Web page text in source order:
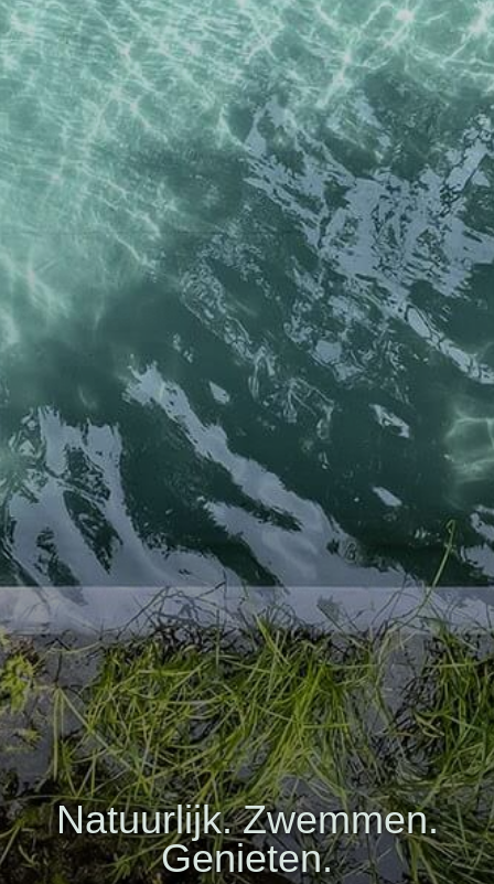
Natuurlijk. Zwemmen.
Genieten.